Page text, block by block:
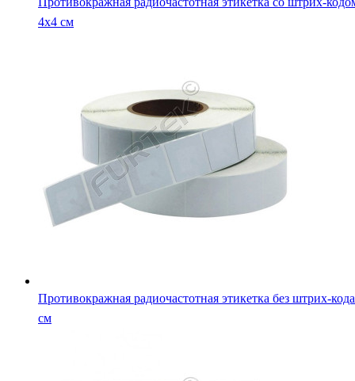
4х4 см
Противокражная радиочастотная этикетка без штрих-
см